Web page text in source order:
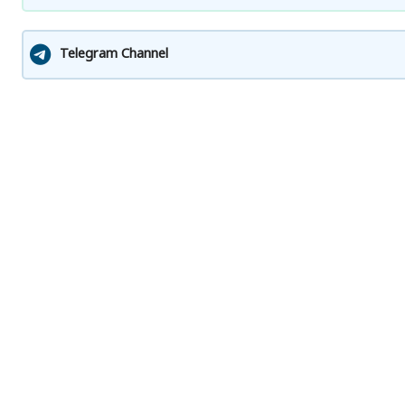
Telegram Channel